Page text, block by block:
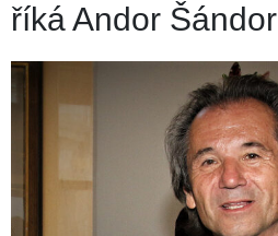
říká Andor Šándor